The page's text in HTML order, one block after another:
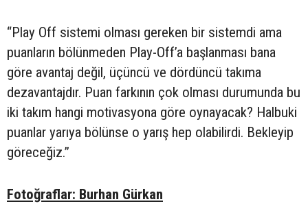
“Play Off sistemi olması gereken bir sistemdi ama
puanların bölünmeden Play-Off’a başlanması bana
göre avantaj değil, üçüncü ve dördüncü takıma
dezavantajdır. Puan farkının çok olması durumunda bu
iki takım hangi motivasyona göre oynayacak? Halbuki
puanlar yarıya bölünse o yarış hep olabilirdi. Bekleyip
göreceğiz.”
Fotoğraflar: Burhan Gürkan